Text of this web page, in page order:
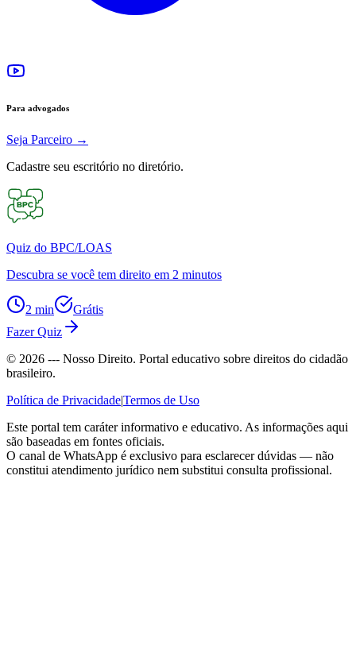
Para advogados
Seja Parceiro →
Cadastre seu escritório no diretório.
Quiz do BPC/LOAS
Descubra se você tem direito em 2 minutos
2 min
Grátis
Fazer Quiz
© 2026 --- Nosso Direito. Portal educativo sobre direitos do cidadão
brasileiro.
Política de Privacidade|Termos de Uso
Este portal tem caráter informativo e educativo. As informações aqui
são baseadas em fontes oficiais.
O canal de WhatsApp é exclusivo para esclarecer dúvidas — não
constitui atendimento jurídico nem substitui consulta profissional.